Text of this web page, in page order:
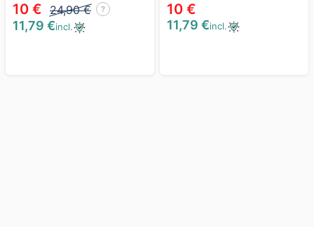
10 € 24,90 € ?
11,79 €incl.
10 €
11,79 €incl.